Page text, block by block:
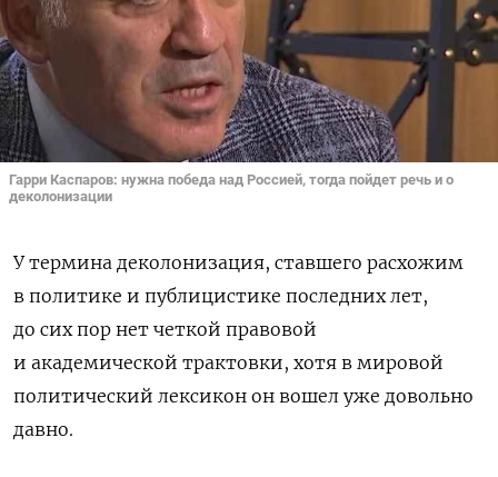
Гарри Каспаров: нужна победа над Россией, тогда пойдет речь и о
деколонизации
У термина деколонизация, ставшего расхожим
в политике и публицистике последних лет,
до сих пор нет четкой правовой
и академической трактовки, хотя в мировой
политический лексикон он вошел уже довольно
давно.